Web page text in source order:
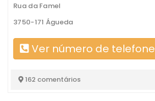
Rua da Famel
3750-171 Águeda
Ver número de telefone
162 comentários